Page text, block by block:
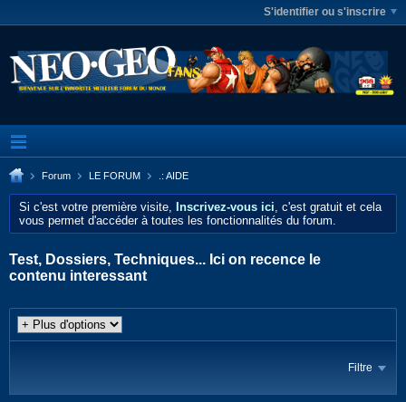
S'identifier ou s'inscrire
Forum LE FORUM .: AIDE
Si c'est votre première visite, Inscrivez-vous ici, c'est gratuit et cela
vous permet d'accéder à toutes les fonctionnalités du forum.
Test, Dossiers, Techniques... Ici on recence le
contenu interessant
Filtre